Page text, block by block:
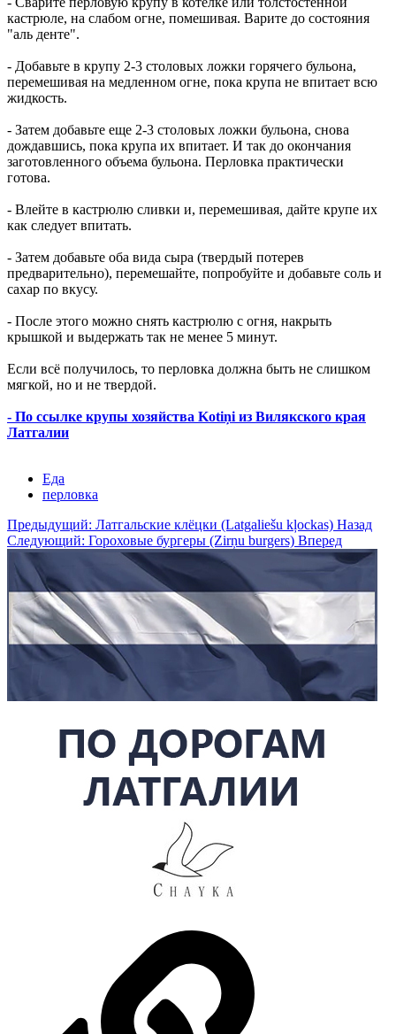
кастрюле, на слабом огне, помешивая. Варите до состояния
"аль денте".
- Добавьте в крупу 2-3 столовых ложки горячего бульона,
перемешивая на медленном огне, пока крупа не впитает всю
жидкость.
- Затем добавьте еще 2-3 столовых ложки бульона, снова
дождавшись, пока крупа их впитает. И так до окончания
заготовленного объема бульона. Перловка практически
готова.
- Влейте в кастрюлю сливки и, перемешивая, дайте крупе их
как следует впитать.
- Затем добавьте оба вида сыра (твердый потерев
предварительно), перемешайте, попробуйте и добавьте соль и
сахар по вкусу.
- После этого можно снять кастрюлю с огня, накрыть
крышкой и выдержать так не менее 5 минут.
Если всё получилось, то перловка должна быть не слишком
мягкой, но и не твердой.
- По ссылке крупы хозяйства Kotiņi из Вилякского края
Латгалии
Еда
перловка
Предыдущий: Латгальские клёцки (Latgaliešu kļockas) Назад
Следующий: Гороховые бургеры (Zirņu burgers) Вперед